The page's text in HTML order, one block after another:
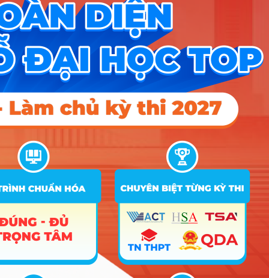
Sự kiên nhẫn và tỉ mỉ:Làm việc trong môi
trường nghệ thuật đòi hỏi sự chỉn chu tuyệt
đối trong khâu sắp đặt, bảo quản và tổ chức
vì mỗi lỗi nhỏ đều có thể làm hỏng giá trị của
tác phẩm.
Cơ hội việc làm & Mức
lương tham khảo
Thị trường lao động ngành Nghệ thuật học hiện nay
đang ở giai đoạn “chớm nở” tại Việt Nam khi các
thương hiệu cao cấp ngày càng chú trọng vào yếu
tố thẩm mỹ. Nhu cầu nhân lực có chuyên môn sâu
đang tăng cao do sự khan hiếm nhân sự được đào
tạo bài bản. Sinh viên ra trường thường đảm nhận